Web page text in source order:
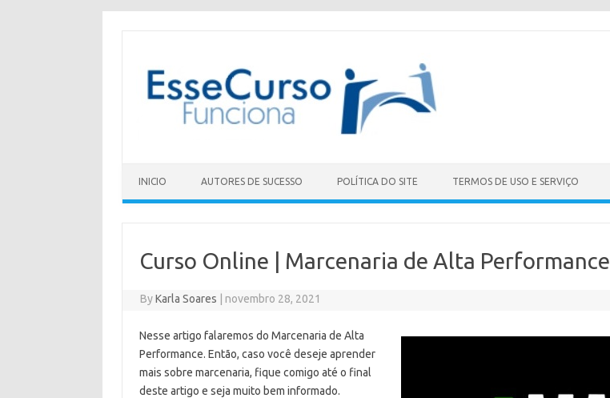
INICIO AUTORES DE SUCESSO POLÍTICA DO SITE TERMOS DE USO E SERVIÇO
Curso Online | Marcenaria de Alta Performance
ByKarla Soares novembro 28, 2021
Nesse artigo falaremos do Marcenaria de Alta
Performance. Então, caso você deseje aprender
mais sobre marcenaria, fique comigo até o final
deste artigo e seja muito bem informado.